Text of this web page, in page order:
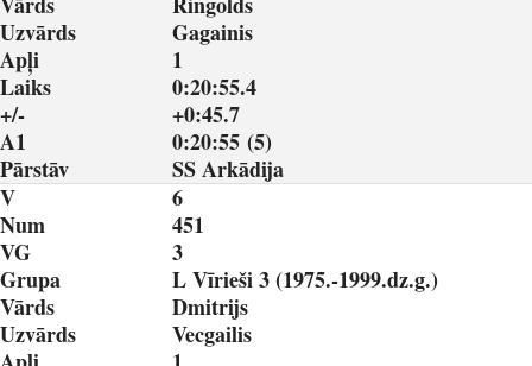
Uzvārds
Gagainis
Apļi
1
Laiks
0:20:55.4
+/-
+0:45.7
A1
0:20:55 (5)
Pārstāv
SS Arkādija
V
6
Num
451
VG
3
Grupa
L Vīrieši 3 (1975.-1999.dz.g.)
Vārds
Dmitrijs
Uzvārds
Vecgailis